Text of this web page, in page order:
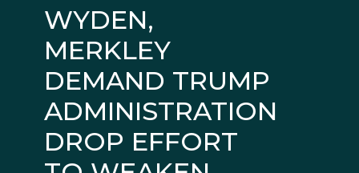
WYDEN,
MERKLEY
DEMAND TRUMP
ADMINISTRATION
DROP EFFORT